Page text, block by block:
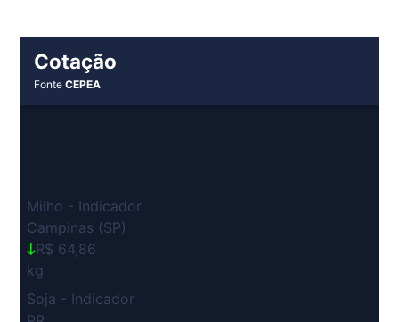
Cotação
FonteCEPEA
Milho - Indicador
Campinas (SP)
R$ 64,86
kg
Soja - Indicador